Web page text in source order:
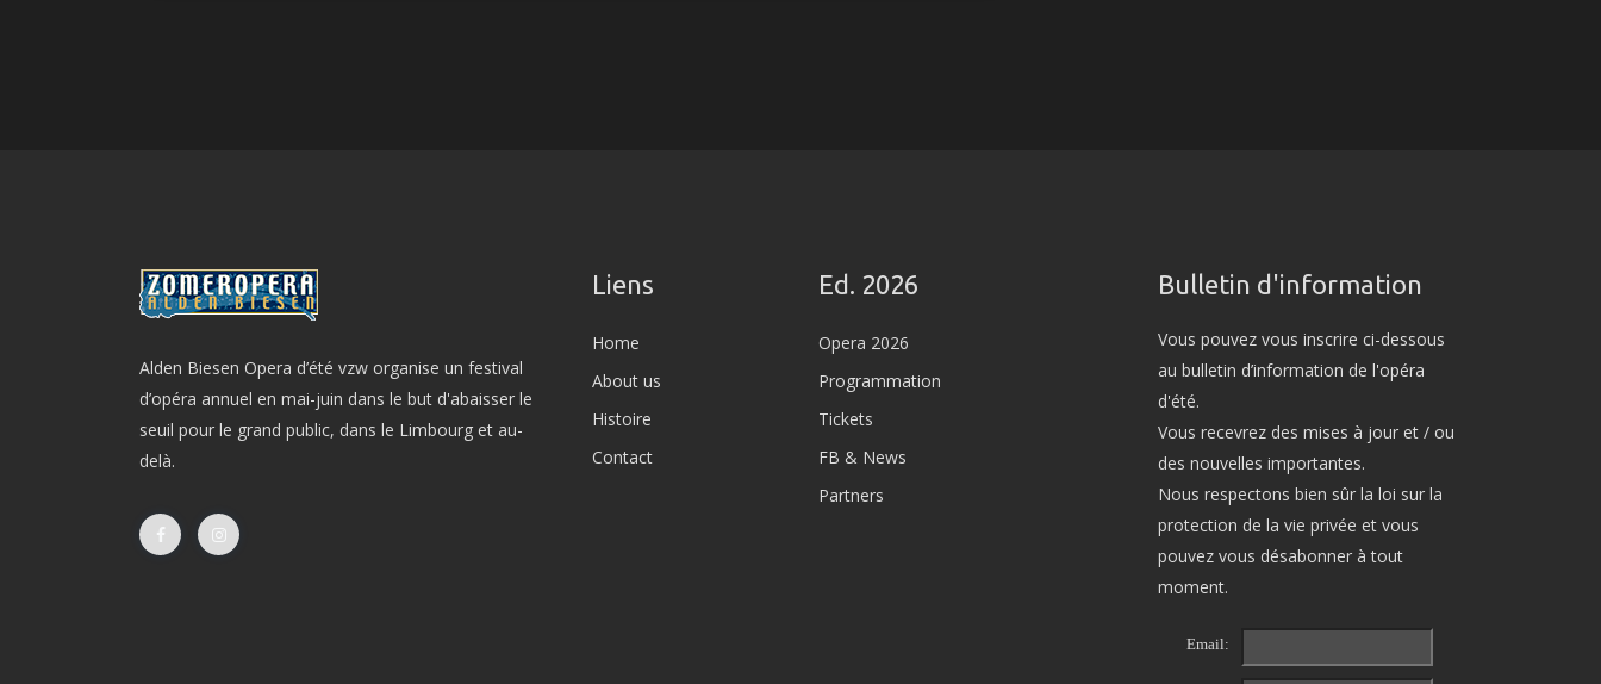
Alden Biesen Opera d’été vzw organise un festival
d’opéra annuel en mai-juin dans le but d'abaisser le
seuil pour le grand public, dans le Limbourg et au-
delà.
Liens
Home
About us
Histoire
Contact
Ed. 2026
Opera 2026
Programmation
Tickets
FB & News
Partners
Bulletin d'information
Vous pouvez vous inscrire ci-dessous
au bulletin d’information de l'opéra
d'été.
Vous recevrez des mises à jour et / ou
des nouvelles importantes.
Nous respectons bien sûr la loi sur la
protection de la vie privée et vous
pouvez vous désabonner à tout
moment.
Email: